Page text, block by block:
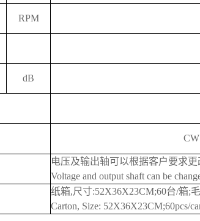
RPM
dB
电压及输出轴可以根据客户要求更
Voltage and output shaft can be
纸箱,尺寸:52X36X23CM;60台/箱;
Carton, Size: 52X36X23CM;60pcs/